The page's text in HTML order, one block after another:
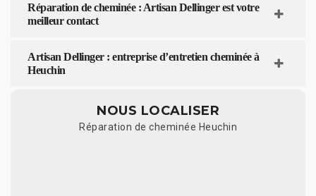
Réparation de cheminée : Artisan Dellinger est votre
meilleur contact
Artisan Dellinger : entreprise d’entretien cheminée à
Heuchin
NOUS LOCALISER
Réparation de cheminée Heuchin